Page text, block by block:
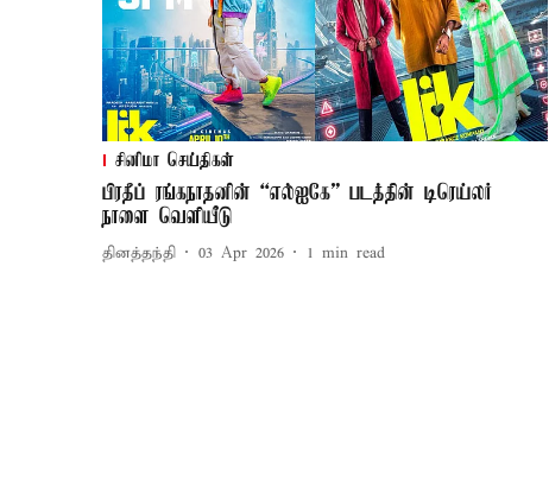
சினிமா செய்திகள்
பிரதீப் ரங்கநாதனின் “எல்ஐகே” படத்தின் டிரெய்லர்
நாளை வெளியீடு
தினத்தந்தி 03 Apr 2026 1 min read